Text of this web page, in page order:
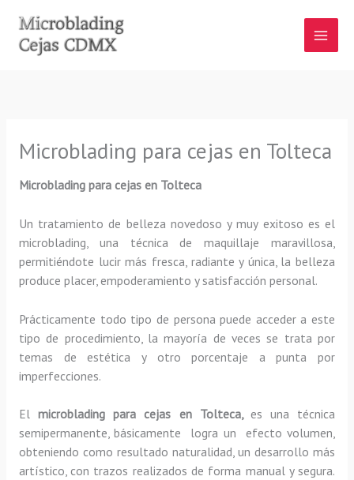
contenido
Microblading para cejas en Tolteca
Microblading para cejas en Tolteca
Un tratamiento de belleza novedoso y muy exitoso es el
microblading, una técnica de maquillaje maravillosa,
permitiéndote lucir más fresca, radiante y única, la belleza
produce placer, empoderamiento y satisfacción personal.
Prácticamente todo tipo de persona puede acceder a este
tipo de procedimiento, la mayoría de veces se trata por
temas de estética y otro porcentaje a punta por
imperfecciones.
Elmicroblading para cejas en Tolteca, es una técnica
semipermanente, básicamente
logra un efecto volumen,
obteniendo como resultado naturalidad, un desarrollo más
artístico, con trazos realizados de forma manual y segura.